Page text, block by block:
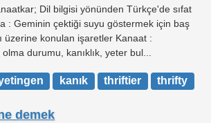
Dil bilgisi yönünden Türkçe'de sıfat
: Geminin çektiği suyu göstermek için baş
üzerine konulan işaretler Kanaat :
durumu, kanıklık, yeter bul...
kanık thriftier thrifty
demek